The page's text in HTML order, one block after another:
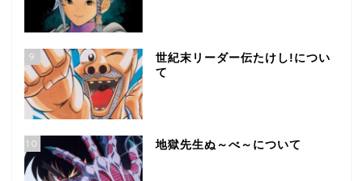
9
世紀末リーダー伝たけし!につい
て
10 地獄先生ぬ～べ～について